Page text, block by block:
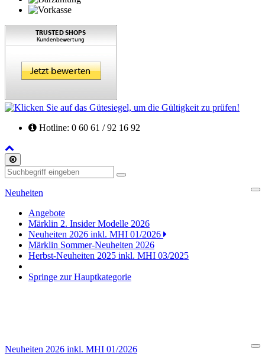
Hotline: 0 60 61 / 92 16 92
to
Top
Schliessen
Suchen
Neuheiten
Angebote
Märklin 2. Insider Modelle 2026
Neuheiten 2026 inkl. MHI 01/2026
Märklin Sommer-Neuheiten 2026
Herbst-Neuheiten 2025 inkl. MHI 03/2025
Springe zur Hauptkategorie
Neuheiten 2026 inkl. MHI 01/2026